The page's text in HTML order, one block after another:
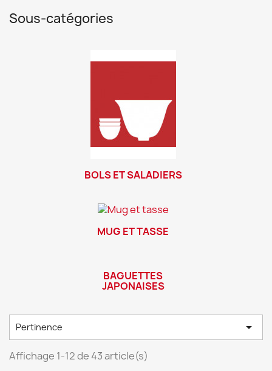
Sous-catégories
BOLS ET SALADIERS
MUG ET TASSE
BAGUETTES
JAPONAISES
Pertinence 
Affichage 1-12 de 43 article(s)